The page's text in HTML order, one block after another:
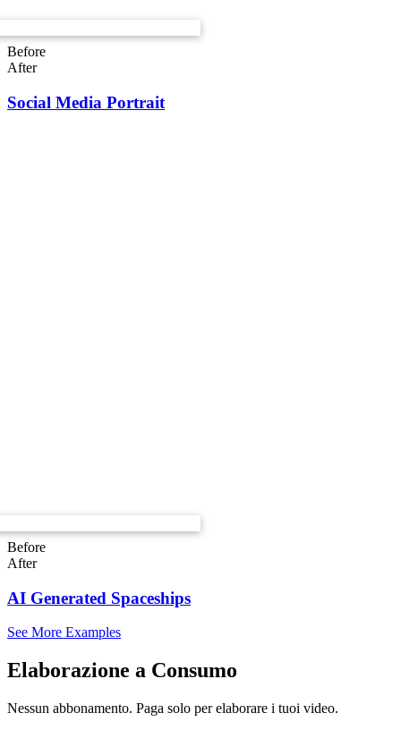
Before
After
Social Media Portrait
Before
After
AI Generated Spaceships
See More Examples
Elaborazione a Consumo
Nessun abbonamento. Paga solo per elaborare i tuoi video.